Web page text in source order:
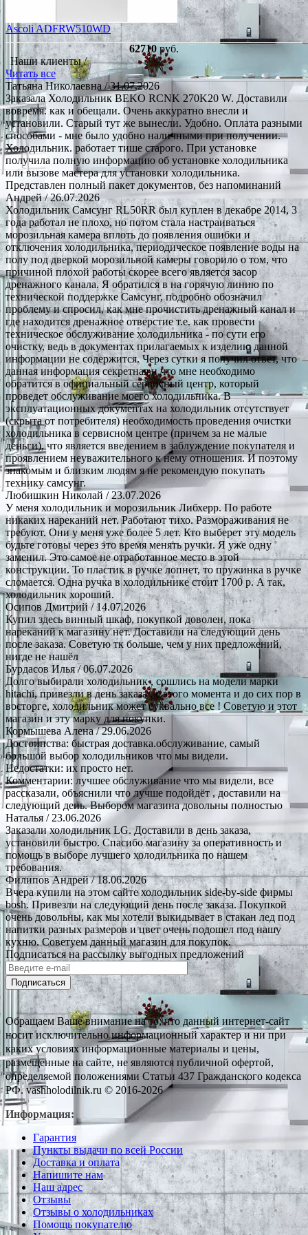
Ascoli ADFRW510WD
62710 руб.
Наши клиенты /
Читать все
Татьяна Николаевна / 31.07.2026
Заказала Холодильник BEKO RCNK 270K20 W. Доставили
вовремя. как и обещали. Очень аккуратно внесли и
установили. Старый тут же вынесли. Удобно. Оплата разными
способами - мне было удобно наличными при получении.
Холодильник. работает тише старого. При установке
получила полную информацию об установке холодильника
или вызове мастера для установки холодильника.
Представлен полный пакет документов, без напоминаний
Андрей/ 26.07.2026
Холодильник Самсунг RL50RR был куплен в декабре 2014, 3
года работал не плохо, но потом стала настраиваться
морозильная камера вплоть до появления ошибки и
отключения холодильника, периодическое появление воды на
полу под дверкой морозильной камеры говорило о том, что
причиной плохой работы скорее всего является засор
дренажного канала. Я обратился в на горячую линию по
технической поддержке Самсунг, подробно обозначил
проблему и спросил, как мне прочистить дренажный канал и
где находится дренажное отверстие т.е. как провести
техническое обслуживание холодильника - по сути его
очистку, ведь в документах прилагаемых к изделию данной
информации не содержится. Через сутки я получил ответ, что
данная информация секретная и что мне необходимо
обратится в официальный сервисный центр, который
проведет обслуживание моего холодильника. В
эксплуатационных документах на холодильник отсутствует
(скрыта от потребителя) необходимость проведения очистки
холодильника в сервисном центре (причем за не малые
деньги), что является введением в заблуждение покупателя и
проявлением неуважительного к нему отношения. И поэтому
знакомым и близким людям я не рекомендую покупать
технику самсунг.
Любишкин Николай / 23.07.2026
У меня холодильник и морозильник Либхерр. По работе
никаких нареканий нет. Работают тихо. Размораживания не
требуют. Они у меня уже более 5 лет. Кто выберет эту модель
будьте готовы через это время менять ручки. Я уже одну
заменил. Это самое не отработанное место в этой
конструкции. То пластик в ручке лопнет, то пружинка в ручке
сломается. Одна ручка в холодильнике стоит 1700 р. А так,
холодильник хороший.
Осипов Дмитрий/ 14.07.2026
Купил здесь винный шкаф, покупкой доволен, пока
нареканий к магазину нет. Доставили на следующий день
после заказа. Советую тк больше, чем у них предложений,
нигде не нашёл
Бурдасов Илья/ 06.07.2026
Долго выбирали холодильник , сошлись на модели марки
hitachi, привезли в день заказа , с этого момента и до сих пор в
восторге, холодильник может буквально все ! Советую и этот
магазин и эту марку для покупки.
Кормышева Алена/ 29.06.2026
Достоинства: быстрая доставка.обслуживание, самый
большой выбор холодильников что мы видели.
Недостатки: их просто нет.
Комментарии: лучшее обслуживание что мы видели, все
рассказали, объяснили что лучше подойдёт , доставили на
следующий день. Выбором магазина довольны полностью
Наталья / 23.06.2026
Заказали холодильник LG. Доставили в день заказа,
установили быстро. Спасибо магазину за оперативность и
помощь в выборе лучшего холодильника по нашем
требования.
Филипов Андрей/ 18.06.2026
Вчера купили на этом сайте холодильник side-by-side фирмы
bosh. Привезли на следующий день после заказа. Покупкой
очень довольны, как мы хотели выкидывает в стакан лед под
напитки разных размеров и цвет очень подошел под нашу
кухню. Советуем данный магазин для покупок.
Подписаться на рассылку выгодных предложений
Подписаться
Обращаем Ваше внимание на то, что данный интернет-сайт
носит исключительно информационный характер и ни при
каких условиях информационные материалы и цены,
размещенные на сайте, не являются публичной офертой,
определяемой положениями Статьи 437 Гражданского кодекса
РФ. vashholodilnik.ru © 2016-2026
Информация:
Гарантия
Пункты выдачи по всей России
Доставка и оплата
Напишите нам
Наш адрес
Отзывы
Отзывы о холодильниках
Помощь покупателю